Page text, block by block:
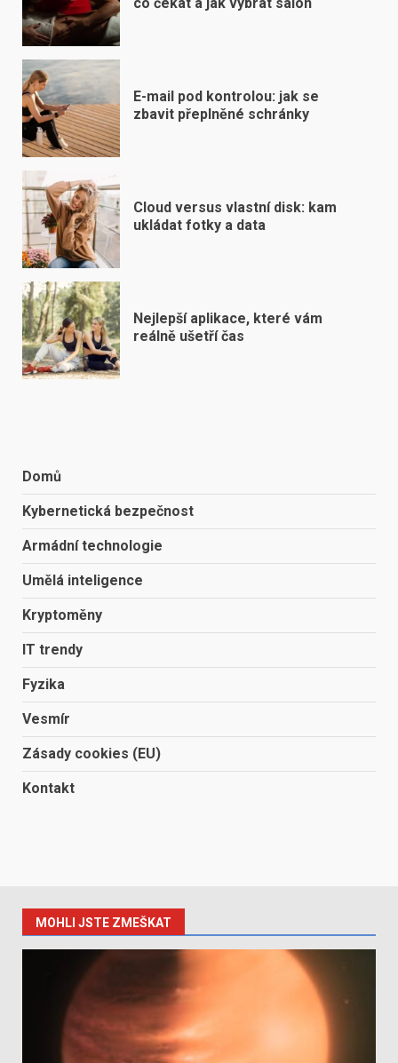
E-mail pod kontrolou: jak se
zbavit přeplněné schránky
Cloud versus vlastní disk: kam
ukládat fotky a data
Nejlepší aplikace, které vám
reálně ušetří čas
Domů
Kybernetická bezpečnost
Armádní technologie
Umělá inteligence
Kryptoměny
IT trendy
Fyzika
Vesmír
Zásady cookies (EU)
Kontakt
MOHLI JSTE ZMEŠKAT